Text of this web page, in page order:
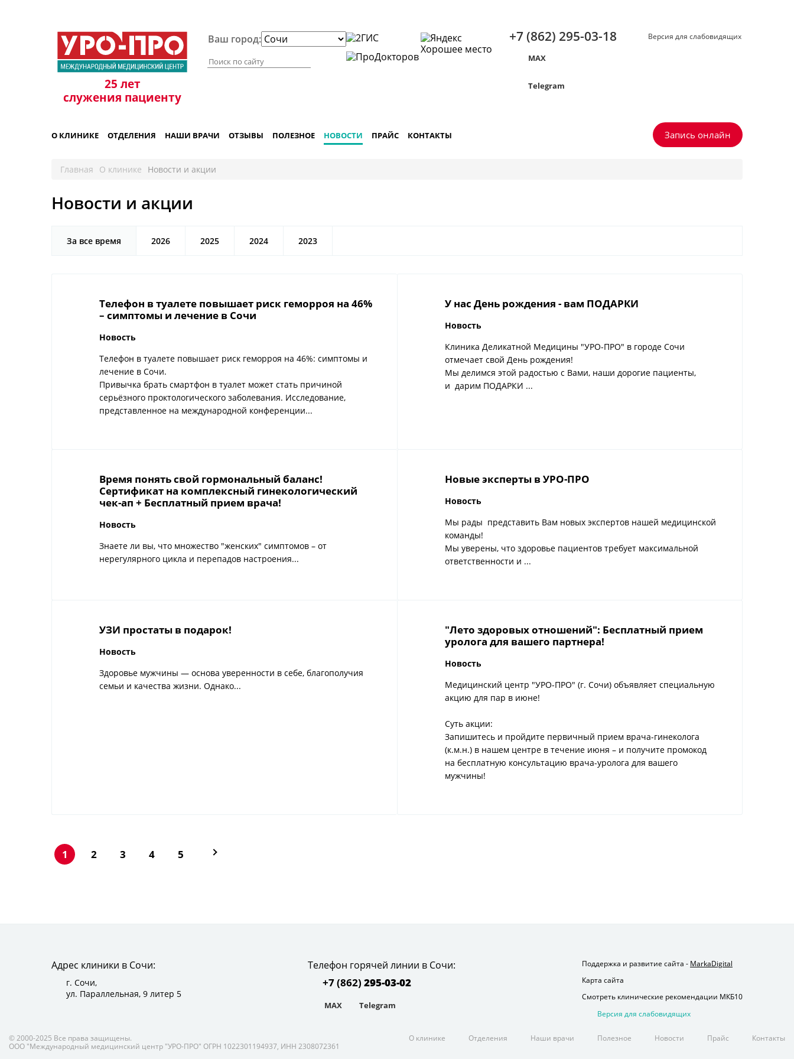
25 лет
служения пациенту
Ваш город: +7 (862) 295-03-18
MAX
Telegram
Версия для слабовидящих
О КЛИНИКЕ ОТДЕЛЕНИЯ НАШИ ВРАЧИ ОТЗЫВЫ ПОЛЕЗНОЕ НОВОСТИ ПРАЙС КОНТАКТЫ Запись онлайн
Главная О клинике Новости и акции
Новости и акции
За все время 2026 2025 2024 2023
Телефон в туалете повышает риск геморроя на 46%
– симптомы и лечение в Сочи
Новость
Телефон в туалете повышает риск геморроя на 46%: симптомы и
лечение в Сочи.
Привычка брать смартфон в туалет может стать причиной
серьёзного проктологического заболевания. Исследование,
представленное на международной конференции...
У нас День рождения - вам ПОДАРКИ
Новость
Клиника Деликатной Медицины "УРО-ПРО" в городе Сочи
отмечает свой День рождения!
Мы делимся этой радостью с Вами, наши дорогие пациенты,
и дарим ПОДАРКИ ...
Время понять свой гормональный баланс!
Сертификат на комплексный гинекологический
чек-ап + Бесплатный прием врача!
Новость
Знаете ли вы, что множество "женских" симптомов – от
нерегулярного цикла и перепадов настроения...
Новые эксперты в УРО-ПРО
Новость
Мы рады представить Вам новых экспертов нашей медицинской
команды!
Мы уверены, что здоровье пациентов требует максимальной
ответственности и ...
УЗИ простаты в подарок!
Новость
Здоровье мужчины — основа уверенности в себе, благополучия
семьи и качества жизни. Однако...
"Лето здоровых отношений": Бесплатный прием
уролога для вашего партнера!
Новость
Медицинский центр "УРО-ПРО" (г. Сочи) объявляет специальную
акцию для пар в июне!
Суть акции:
Запишитесь и пройдите первичный прием врача-гинеколога
(к.м.н.) в нашем центре в течение июня – и получите промокод
на бесплатную консультацию врача-уролога для вашего
мужчины!
1 2 3 4 5
Адрес клиники в Сочи:
г. Сочи,
ул. Параллельная, 9 литер 5
Телефон горячей линии в Сочи:
+7 (862) 295-03-02
MAX Telegram
Поддержка и развитие сайта - MarkaDigital
Карта сайта
Смотреть клинические рекомендации МКБ10
Версия для слабовидящих
© 2000-2025 Все права защищены. О клинике Отделения Наши врачи Полезное Новости Прайс
Контакты
ООО "Международный медицинский центр "УРО-ПРО" ОГРН 1022301194937, ИНН 2308072361